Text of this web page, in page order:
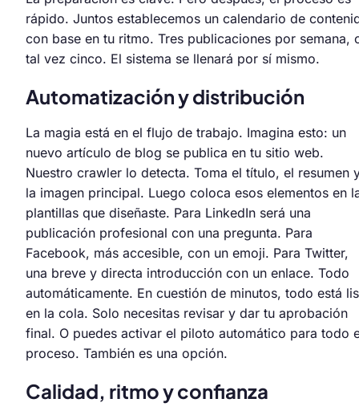
rápido. Juntos establecemos un calendario de
con base en tu ritmo. Tres publicaciones por semana,
tal vez cinco. El sistema se llenará por sí mismo.
Automatización y distribución
La magia está en el flujo de trabajo. Imagina esto: un
nuevo artículo de blog se publica en tu sitio web.
Nuestro crawler lo detecta. Toma el título, el resumen
la imagen principal. Luego coloca esos elementos en
plantillas que diseñaste. Para LinkedIn será una
publicación profesional con una pregunta. Para
Facebook, más accesible, con un emoji. Para Twitter,
una breve y directa introducción con un enlace. Todo
automáticamente. En cuestión de minutos, todo está
en la cola. Solo necesitas revisar y dar tu aprobación
final. O puedes activar el piloto automático para todo
proceso. También es una opción.
Calidad, ritmo y confianza